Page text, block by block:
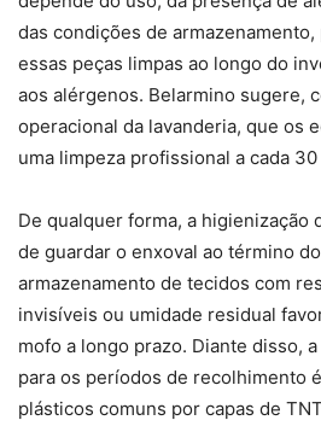
das condições de
essas peças limpas ao longo do
aos alérgenos. Belarmino sugere,
operacional da lavanderia, que os
uma limpeza profissional a cada
De qualquer forma, a higienização
de guardar o enxoval ao término
armazenamento de tecidos com
invisíveis ou umidade residual
mofo a longo prazo. Diante disso,
para os períodos de recolhimento
plásticos comuns por capas de